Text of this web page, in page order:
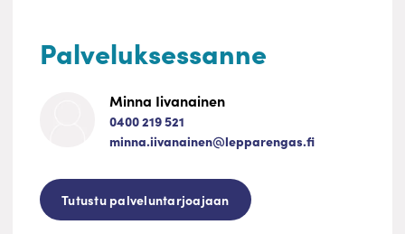
Palveluksessanne
Minna Iivanainen
0400 219 521
minna.iivanainen@lepparengas.fi
Tutustu palveluntarjoajaan